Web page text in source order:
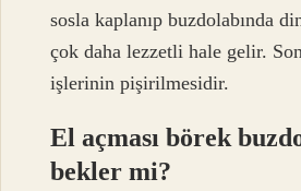
sosla kaplanıp buzdolabında
çok daha lezzetli hale gelir.
işlerinin pişirilmesidir.
El açması börek
bekler mi?